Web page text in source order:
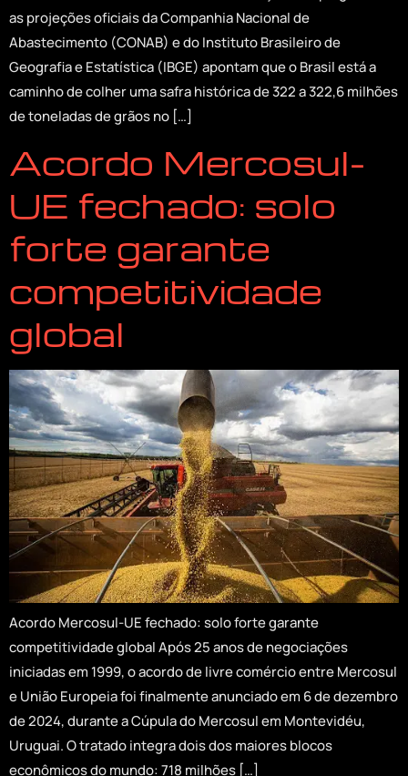
as projeções oficiais da Companhia Nacional de
Abastecimento (CONAB) e do Instituto Brasileiro de
Geografia e Estatística (IBGE) apontam que o Brasil está a
caminho de colher uma safra histórica de 322 a 322,6 milhões
de toneladas de grãos no […]
Acordo Mercosul-
UE fechado: solo
forte garante
competitividade
global
Acordo Mercosul-UE fechado: solo forte garante
competitividade global Após 25 anos de negociações
iniciadas em 1999, o acordo de livre comércio entre Mercosul
e União Europeia foi finalmente anunciado em 6 de dezembro
de 2024, durante a Cúpula do Mercosul em Montevidéu,
Uruguai. O tratado integra dois dos maiores blocos
econômicos do mundo: 718 milhões […]